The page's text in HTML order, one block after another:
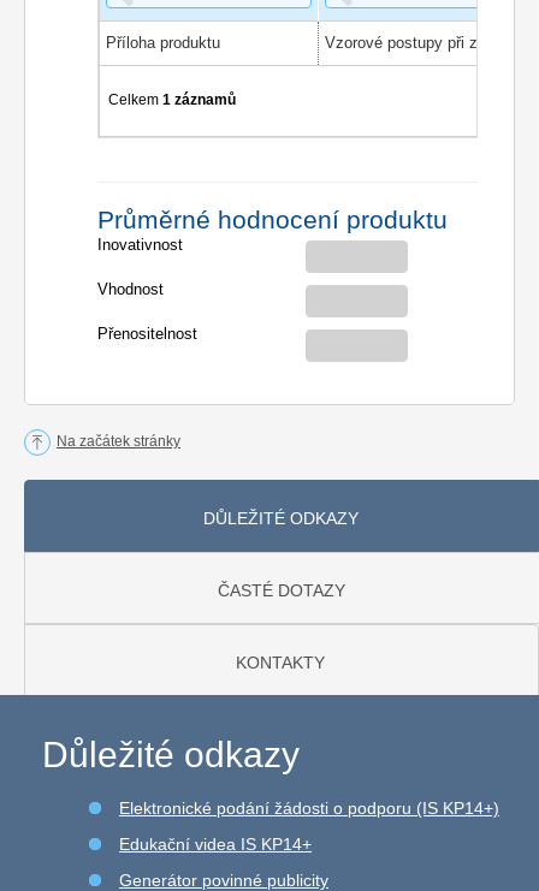
Příloha produktu
Celkem1 záznamů
Průměrné hodnocení produktu
Inovativnost
Vhodnost
Přenositelnost
Na začátek stránky
DŮLEŽITÉ ODKAZY
ČASTÉ DOTAZY
KONTAKTY
Důležité odkazy
Elektronické podání žádosti o podporu (IS KP14+)
Edukační videa IS KP14+
Generátor povinné publicity